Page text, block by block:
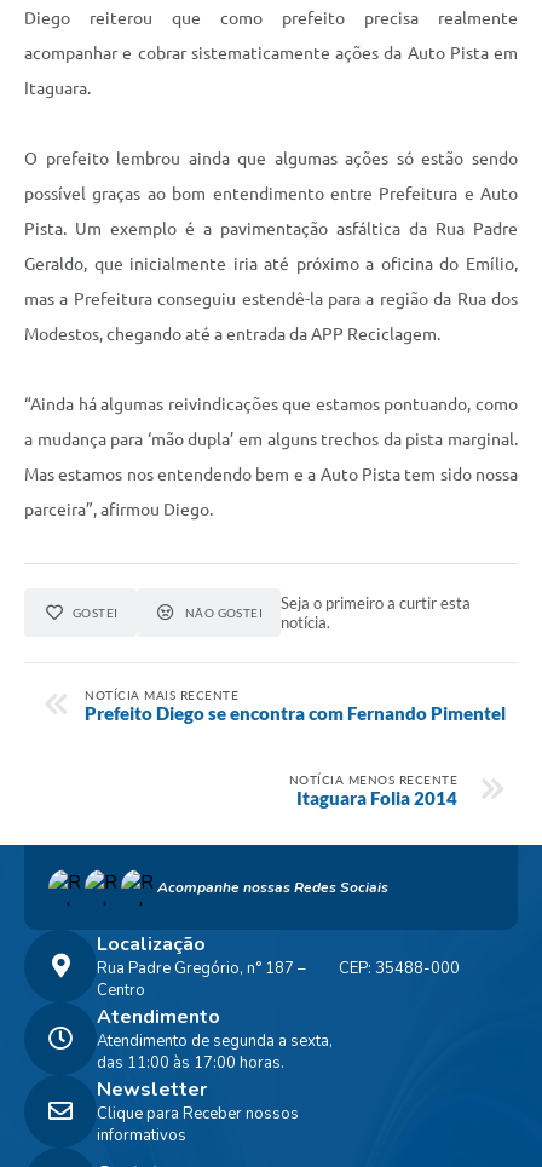
Diego reiterou que como prefeito precisa realmente
acompanhar e cobrar sistematicamente ações da Auto Pista em
Itaguara.
O prefeito lembrou ainda que algumas ações só estão sendo
possível graças ao bom entendimento entre Prefeitura e Auto
Pista. Um exemplo é a pavimentação asfáltica da Rua Padre
Geraldo, que inicialmente iria até próximo a oficina do Emílio,
mas a Prefeitura conseguiu estendê-la para a região da Rua dos
Modestos, chegando até a entrada da APP Reciclagem.
“Ainda há algumas reivindicações que estamos pontuando, como
a mudança para ‘mão dupla’ em alguns trechos da pista marginal.
Mas estamos nos entendendo bem e a Auto Pista tem sido nossa
parceira”, afirmou Diego.
GOSTEI NÃO GOSTEI
Seja o primeiro a curtir esta
notícia.
NOTÍCIA MAIS RECENTE
Prefeito Diego se encontra com Fernando Pimentel
NOTÍCIA MENOS RECENTE
Itaguara Folia 2014
Acompanhe nossas Redes Sociais
Localização
Rua Padre Gregório, n° 187 –
Centro
CEP: 35488-000
Atendimento
Atendimento de segunda a sexta,
das 11:00 às 17:00 horas.
Newsletter
Clique para Receber nossos
informativos